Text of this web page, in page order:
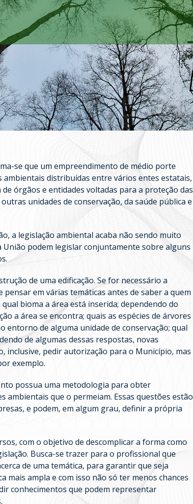
se que um empreendimento de médio porte
distribuídas entre vários entes estatais,
órgãos e entidades voltadas para a proteção das
unidades de conservação, da saúde pública e
a legislação ambiental acaba não sendo muito
União podem legislar conjuntamente sobre alguns
de uma edificação. Se for necessário a
em várias temáticas antes de saber a quem
bioma a área está inserida; dependendo do
a área se encontra; quais as espécies de árvores
entorno de alguma unidade de conservação; qual
de algumas dessas respostas, novas
inclusive, pedir autorização para o Município, mas
exemplo.
possua uma metodologia para obter
ambientais que o permeiam. Essas questões estão
e podem, em algum grau, definir a própria
com o objetivo de descomplicar a forma como
Busca-se trazer para o profissional que
de uma temática, para garantir que seja
mais ampla e com isso não só ter menos chances
conhecimentos que podem representar